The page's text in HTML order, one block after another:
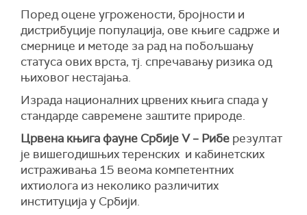
Поред оцене угрожености, бројности и
дистрибуције популација, ове књиге садрже и
смернице и методе за рад на побољшању
статуса ових врста, тј. спречавању ризика од
њиховог нестајања.
Израда националних црвених књига спада у
стандарде савремене заштите природе.
Црвена књига фауне Србије V – Рибе резултат
је вишегодишњих теренских и кабинетских
истраживања 15 веома компетентних
ихтиолога из неколико различитих
институција у Србији.